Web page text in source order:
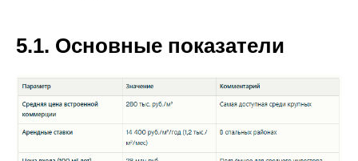
5.1. Основные показатели